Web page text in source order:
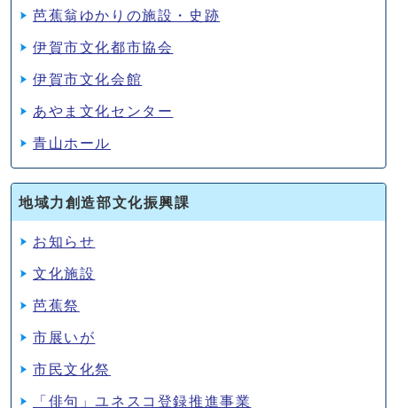
芭蕉翁ゆかりの施設・史跡
伊賀市文化都市協会
伊賀市文化会館
あやま文化センター
青山ホール
地域力創造部文化振興課
お知らせ
文化施設
芭蕉祭
市展いが
市民文化祭
「俳句」ユネスコ登録推進事業